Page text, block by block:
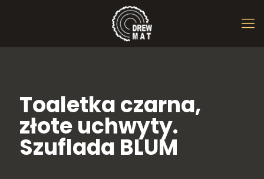
Toaletka czarna,
złote uchwyty.
Szuflada BLUM